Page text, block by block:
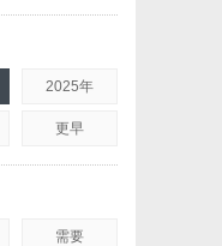
2025年
更早
需要